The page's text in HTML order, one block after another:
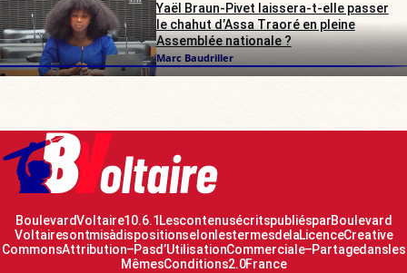
Yaël Braun-Pivet laissera-t-elle passer
le chahut d’Assa Traoré en pleine
Assemblée nationale ?
Marc Baudriller
Boulevard Voltaire 10.6.1 Les contenus écrits publiés par Boulevard
Voltaire sont mis à disposition selon les termes de la Licence Creative
Commons Attribution – Pas d’Utilisation Commerciale – Partage dans les
Mêmes Conditions 2.0 France